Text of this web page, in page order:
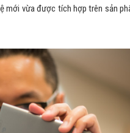
mới vừa được tích hợp trên sản